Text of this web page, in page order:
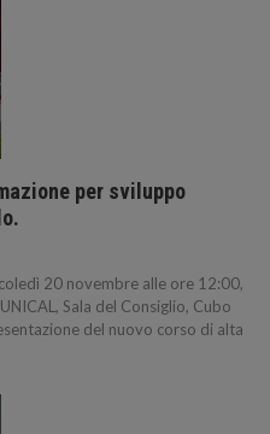
per sviluppo
20 novembre alle ore 12:00,
Sala del Consiglio, Cubo
del nuovo corso di alta